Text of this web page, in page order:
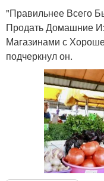
"Правильнее Всего
Продать Домашние
Магазинами с
подчеркнул он.